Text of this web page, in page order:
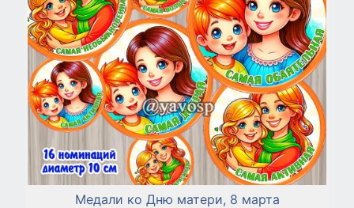
Медали ко Дню матери, 8 марта